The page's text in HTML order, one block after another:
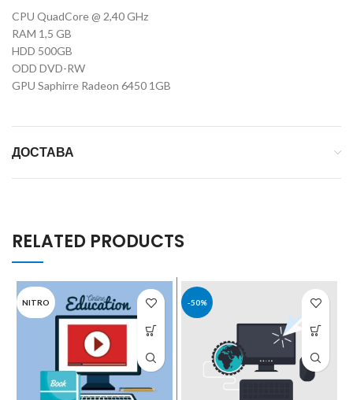
CPU QuadCore @ 2,40 GHz
RAM 1,5 GB
HDD 500GB
ODD DVD-RW
GPU Saphirre Radeon 6450 1GB
ДОСТАВА
RELATED PRODUCTS
NITRO -50%